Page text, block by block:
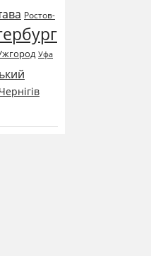
Ростов-
Уфа
Чернігів